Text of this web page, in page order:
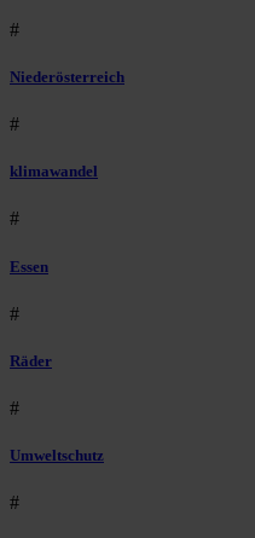
#
Niederösterreich
#
klimawandel
#
Essen
#
Räder
#
Umweltschutz
#